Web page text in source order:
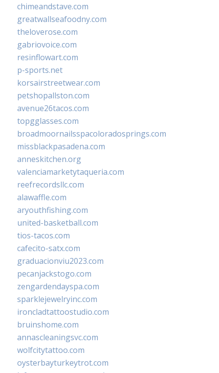
chimeandstave.com
greatwallseafoodny.com
theloverose.com
gabriovoice.com
resinflowart.com
p-sports.net
korsairstreetwear.com
petshopallston.com
avenue26tacos.com
topgglasses.com
broadmoornailsspacoloradosprings.com
missblackpasadena.com
anneskitchen.org
valenciamarketytaqueria.com
reefrecordsllc.com
alawaffle.com
aryouthfishing.com
united-basketball.com
tios-tacos.com
cafecito-satx.com
graduacionviu2023.com
pecanjackstogo.com
zengardendayspa.com
sparklejewelryinc.com
ironcladtattoostudio.com
bruinshome.com
annascleaningsvc.com
wolfcitytattoo.com
oysterbayturkeytrot.com